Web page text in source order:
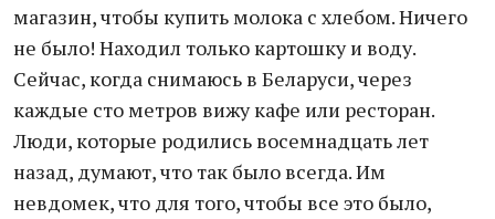
магазин, чтобы купить молока с хлебом. Ничего
не было! Находил только картошку и воду.
Сейчас, когда снимаюсь в Беларуси, через
каждые сто метров вижу кафе или ресторан.
Люди, которые родились восемнадцать лет
назад, думают, что так было всегда. Им
невдомек, что для того, чтобы все это было,